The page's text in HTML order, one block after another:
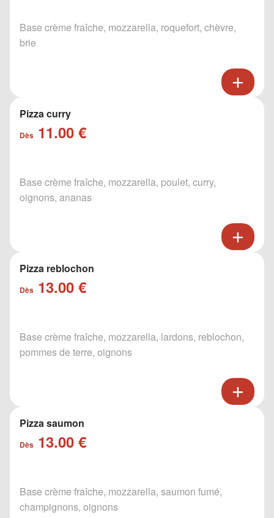
Base crème fraîche, mozzarella, roquefort, chèvre,
brie
Pizza curry
Dès 11.00 €
Base crème fraîche, mozzarella, poulet, curry,
oignons, ananas
Pizza reblochon
Dès 13.00 €
Base crème fraîche, mozzarella, lardons, reblochon,
pommes de terre, oignons
Pizza saumon
Dès 13.00 €
Base crème fraîche, mozzarella, saumon fumé,
champignons, oignons